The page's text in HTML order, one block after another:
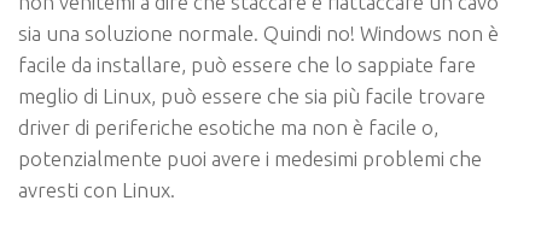
sia una soluzione normale. Quindi no! Windows non è
facile da installare, può essere che lo sappiate fare
meglio di Linux, può essere che sia più facile trovare
driver di periferiche esotiche ma non è facile o,
potenzialmente puoi avere i medesimi problemi che
avresti con Linux.